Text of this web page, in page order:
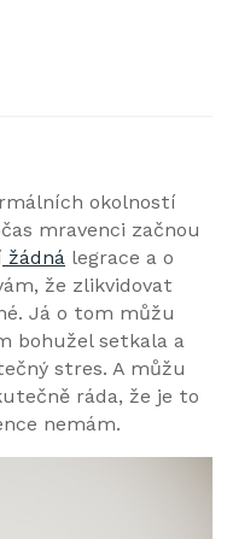
okolností
mravenci začnou
žádná legrace a o
že zlikvidovat
Já o tom můžu
bohužel setkala a
stres. A můžu
ráda, že je to
nemám.